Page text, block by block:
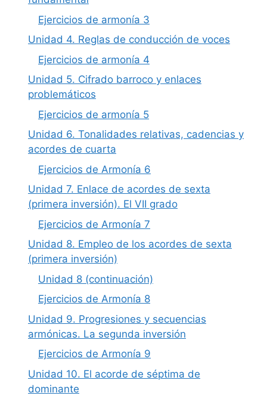
Ejercicios de armonía 3
Unidad 4. Reglas de conducción de voces
Ejercicios de armonía 4
Unidad 5. Cifrado barroco y enlaces
problemáticos
Ejercicios de armonía 5
Unidad 6. Tonalidades relativas, cadencias y
acordes de cuarta
Ejercicios de Armonía 6
Unidad 7. Enlace de acordes de sexta
(primera inversión). El VII grado
Ejercicios de Armonía 7
Unidad 8. Empleo de los acordes de sexta
(primera inversión)
Unidad 8 (continuación)
Ejercicios de Armonía 8
Unidad 9. Progresiones y secuencias
armónicas. La segunda inversión
Ejercicios de Armonía 9
Unidad 10. El acorde de séptima de
dominante